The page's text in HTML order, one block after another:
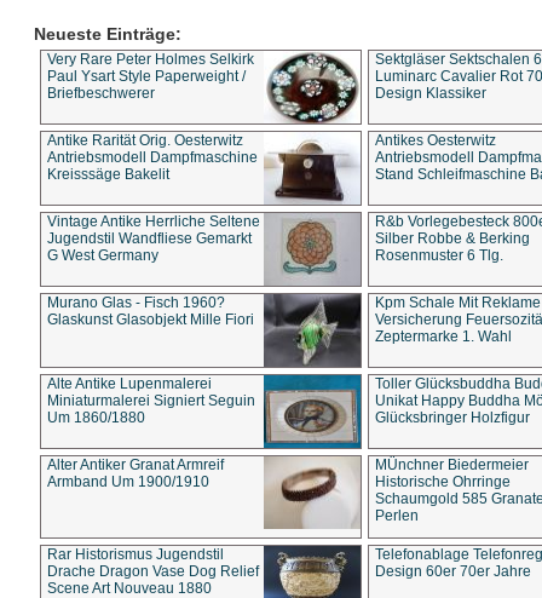
Neueste Einträge:
Very Rare Peter Holmes Selkirk
Paul Ysart Style Paperweight /
Briefbeschwerer
Sektgläser Sektschalen
Luminarc Cavalier Rot
Design Klassiker
Antike Rarität Orig. Oesterwitz
Antriebsmodell Dampfmaschine
Kreisssäge Bakelit
Antikes Oesterwitz
Antriebsmodell
Stand Schleifmaschine
Vintage Antike Herrliche Seltene
Jugendstil Wandfliese Gemarkt
G West Germany
R&b Vorlegebesteck
Silber Robbe & Berking
Rosenmuster 6 Tlg.
Murano Glas - Fisch 1960?
Glaskunst Glasobjekt Mille Fiori
Kpm Schale Mit Reklame
Versicherung
Zeptermarke 1. Wahl
Alte Antike Lupenmalerei
Miniaturmalerei Signiert Seguin
Um 1860/1880
Toller Glücksbuddha
Unikat Happy Buddha
Glücksbringer Holzfigur
Alter Antiker Granat Armreif
Armband Um 1900/1910
MÜnchner Biedermeier
Historische Ohrringe
Schaumgold 585
Perlen
Rar Historismus Jugendstil
Drache Dragon Vase Dog Relief
Scene Art Nouveau 1880
Telefonablage
Design 60er 70er Jahre